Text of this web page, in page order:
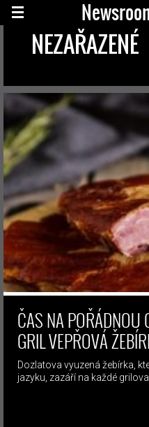
NEZAŘAZENÉ
ČAS NA POŘÁDNOU
GRIL VEPŘOVÁ
Dozlatova vyuzená žebírka,
jazyku, zazáří na každé